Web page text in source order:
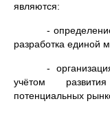
являются:
-
разработка единой
-
учётом
потенциальных